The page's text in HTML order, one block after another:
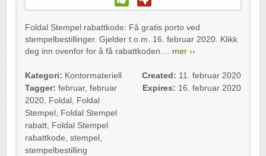
Foldal Stempel rabattkode: Få gratis porto ved
stempelbestillinger. Gjelder t.o.m. 16. februar 2020. Klikk
deg inn ovenfor for å få rabattkoden.... mer ››
Kategori: Kontormateriell
Tagger: februar, februar
2020, Foldal , Foldal
Stempel , Foldal Stempel
rabatt, Foldal Stempel
rabattkode, stempel ,
stempelbestilling
Created: 11. februar 2020
Expires: 16. februar 2020